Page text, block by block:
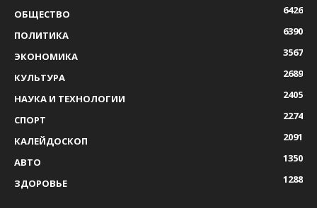
ОБЩЕСТВО
6426
ПОЛИТИКА
6390
ЭКОНОМИКА
3567
КУЛЬТУРА
2689
НАУКА И ТЕХНОЛОГИИ
2405
СПОРТ
2274
КАЛЕЙДОСКОП
2091
АВТО
1350
ЗДОРОВЬЕ
1288